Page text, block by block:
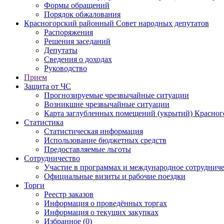
Формы обращений
Порядок обжалования
Красногорский районный Совет народных депутатов
Распоряжения
Решения заседаний
Депутаты
Сведения о доходах
Руководство
Прием
Защита от ЧС
Прогнозируемые чрезвычайные ситуации
Возникшие чрезвычайные ситуации
Карта заглубленных помещений (укрытий)
Статистика
Статистическая информация
Использование бюджетных средств
Предоставляемые льготы
Сотрудничество
Участие в программах и международное
Официальные визиты и рабочие поездки
Торги
Реестр заказов
Информация о проведённых торгах
Информация о текущих закупках
Избранное (0)